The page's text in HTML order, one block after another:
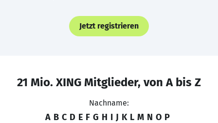
Jetzt registrieren
21 Mio. XING Mitglieder, von A bis Z
Nachname:
A B C D E F G H I J K L M N O P